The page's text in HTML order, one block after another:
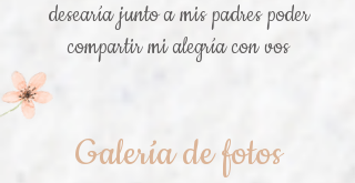
desearía junto a mis padres poder
compartirmi alegría con vos
Galería de fotos